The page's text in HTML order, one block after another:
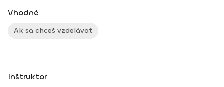
Vhodné
Ak sa chceš vzdelávať
Inštruktor